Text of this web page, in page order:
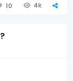
10 4k